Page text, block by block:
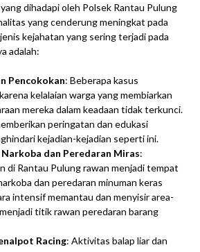
dihadapi oleh Polsek Rantau Pulung
yang cenderung meningkat pada
kejahatan yang sering terjadi pada
adalah:
Pencokokan: Beberapa kasus
kelalaian warga yang membiarkan
mereka dalam keadaan tidak terkunci.
peringatan dan edukasi
kejadian-kejadian seperti ini.
Narkoba dan Peredaran Miras:
di Rantau Pulung rawan menjadi tempat
dan peredaran minuman keras
intensif memantau dan menyisir area-
titik rawan peredaran barang
Racing: Aktivitas balap liar dan